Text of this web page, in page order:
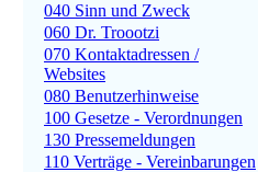
040 Sinn und Zweck
060 Dr. Troootzi
070 Kontaktadressen /
Websites
080 Benutzerhinweise
100 Gesetze - Verordnungen
130 Pressemeldungen
110 Verträge - Vereinbarungen